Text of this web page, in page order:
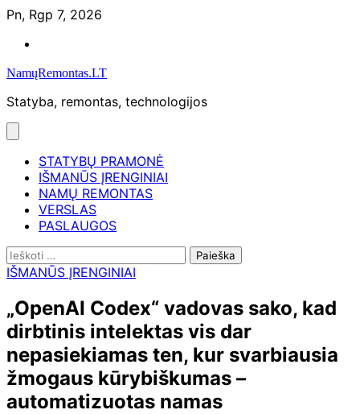
Skip
content
Pn, Rgp 7, 2026
NamųRemontas.LT
Statyba, remontas, technologijos
STATYBŲ PRAMONĖ
IŠMANŪS ĮRENGINIAI
NAMŲ REMONTAS
VERSLAS
PASLAUGOS
Ieškoti:
IŠMANŪS ĮRENGINIAI
„OpenAI Codex“ vadovas sako, kad
dirbtinis intelektas vis dar
nepasiekiamas ten, kur svarbiausia
žmogaus kūrybiškumas –
automatizuotas namas